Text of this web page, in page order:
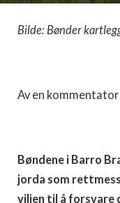
Bilde: Bønder
Av en
Bøndene i Barro
jorda som
viljen til å forsvare